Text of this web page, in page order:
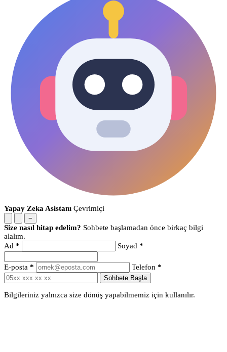
Yapay Zeka Asistanı Çevrimiçi
−
Size nasıl hitap edelim? Sohbete başlamadan önce birkaç bilgi
alalım.
Ad * Soyad *
E-posta * Telefon *
Sohbete Başla
Bilgileriniz yalnızca size dönüş yapabilmemiz için kullanılır.